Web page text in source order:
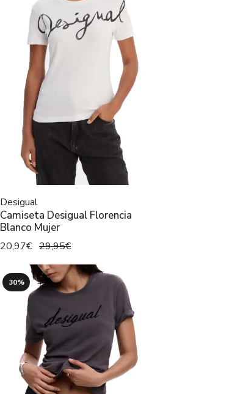
Desigual
Camiseta Desigual Florencia
Blanco Mujer
20,97€ 29,95€
30%